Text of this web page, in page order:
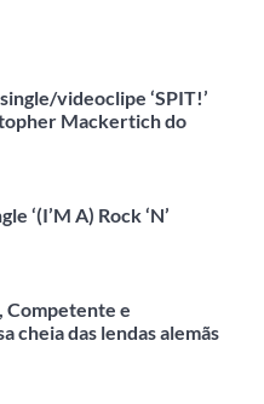
videoclipe ‘SPIT!’
Mackertich do
‘(I’M A) Rock ‘N’
Competente e
cheia das lendas alemãs